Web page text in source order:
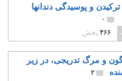
ترکیدن و پوسیدگی دندانها
۰
۴۶۶ پخش
و مرگ تدریجی، در زیر
۲